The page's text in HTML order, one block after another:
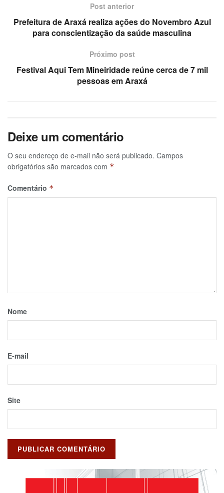
Post anterior
Prefeitura de Araxá realiza ações do Novembro Azul
para conscientização da saúde masculina
Próximo post
Festival Aqui Tem Mineiridade reúne cerca de 7 mil
pessoas em Araxá
Deixe um comentário
O seu endereço de e-mail não será publicado. Campos
obrigatórios são marcados com *
Comentário *
Nome
E-mail
Site